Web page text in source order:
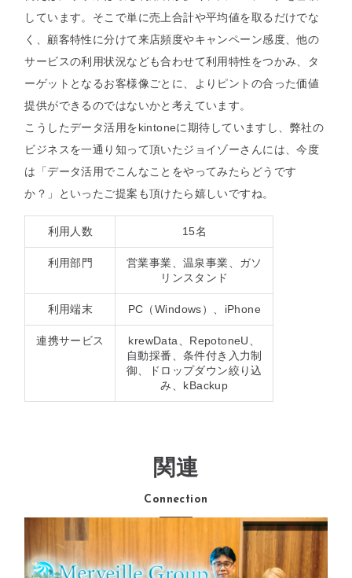
しています。そこで単に売上合計や平均値を取るだけでな
く、顧客特性に分けて来店頻度やキャンペーン感度、他の
サービスの利用状況なども合わせて利用特性をつかみ、タ
ーゲットとなるお客様像ごとに、よりピントの合った価値
提供ができるのではないかと考えています。
こうしたデータ活用をkintoneに期待していますし、弊社の
ビジネスを一通り知って頂いたジョイゾーさんには、今度
は「データ活用でこんなことをやってみたらどうです
か？」といったご提案も頂けたら嬉しいですね。
利用人数 15名
利用部門
営業事業、温泉事業、ガソ
リンスタンド
利用端末 PC（Windows）、iPhone
連携サービス
krewData、RepotoneU、
⾃動採番、条件付き⼊⼒制
御、ドロップダウン絞り込
み、kBackup
関連
Connection